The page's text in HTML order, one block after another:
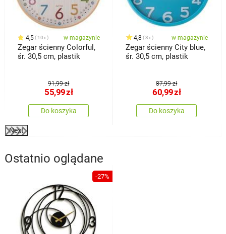
4,5 10x w magazynie
Zegar ścienny Colorful,
śr. 30,5 cm, plastik
91,99 zł
55,99zł
Do koszyka
4,8 3x w magazynie
Zegar ścienny City blue,
śr. 30,5 cm, plastik
87,99 zł
60,99zł
Do koszyka
Next
Ostatnio oglądane
-27%